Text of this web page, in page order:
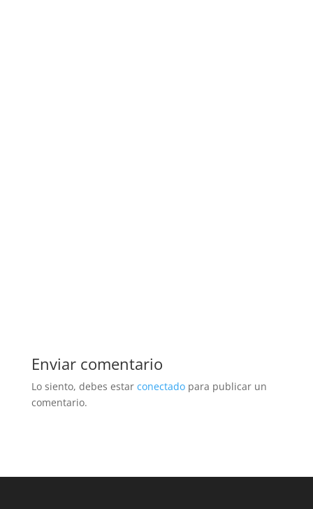
Enviar comentario
Lo siento, debes estar conectadopara publicar un
comentario.